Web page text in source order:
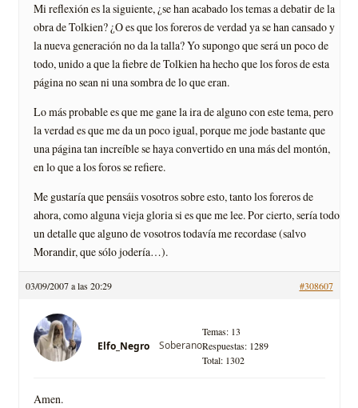
Mi reflexión es la siguiente, ¿se han acabado los temas a debatir de la
obra de Tolkien? ¿O es que los foreros de verdad ya se han cansado y
la nueva generación no da la talla? Yo supongo que será un poco de
todo, unido a que la fiebre de Tolkien ha hecho que los foros de esta
página no sean ni una sombra de lo que eran.
Lo más probable es que me gane la ira de alguno con este tema, pero
la verdad es que me da un poco igual, porque me jode bastante que
una página tan increíble se haya convertido en una más del montón,
en lo que a los foros se refiere.
Me gustaría que pensáis vosotros sobre esto, tanto los foreros de
ahora, como alguna vieja gloria si es que me lee. Por cierto, sería todo
un detalle que alguno de vosotros todavía me recordase (salvo
Morandir, que sólo jodería…).
03/09/2007 a las 20:29 #308607
Elfo_Negro Soberano
Temas: 13
Respuestas: 1289
Total: 1302
Amen.